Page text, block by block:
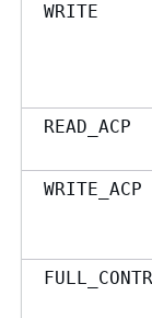
WRITE
READ_ACP
WRITE_ACP